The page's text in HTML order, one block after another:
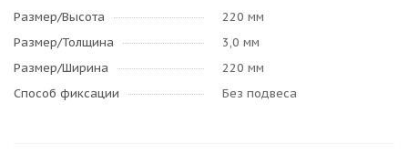
Размер/Высота
220 мм
Размер/Толщина
3,0 мм
Размер/Ширина
220 мм
Способ фиксации
Без подвеса